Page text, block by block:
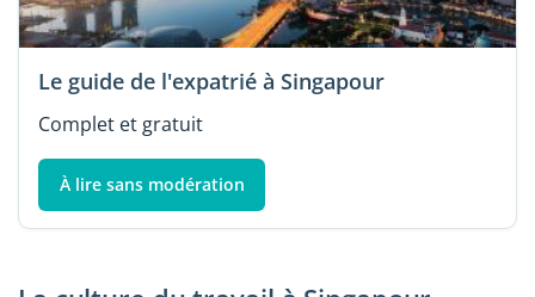
Le guide de l'expatrié à Singapour
Complet et gratuit
À lire sans modération